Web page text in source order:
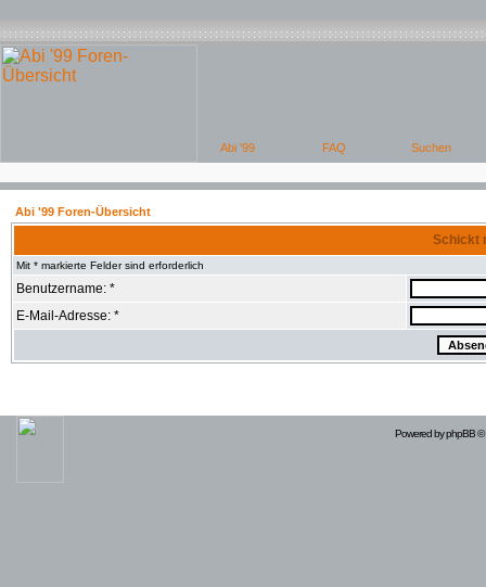
Abi '99 Foren-Übersicht
Schickt
Mit * markierte Felder sind erforderlich
Benutzername: *
E-Mail-Adresse: *
Powered byphpBB©